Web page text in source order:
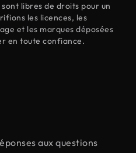
libres de droits pour un
les licences, les
et les marques déposées
en toute confiance.
aux questions